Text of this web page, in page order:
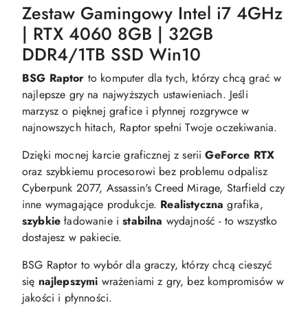
Zestaw Gamingowy Intel i7 4GHz
| RTX 4060 8GB | 32GB
DDR4/1TB SSD Win10
BSG Raptor to komputer dla tych, którzy chcą grać w
najlepsze gry na najwyższych ustawieniach. Jeśli
marzysz o pięknej grafice i płynnej rozgrywce w
najnowszych hitach, Raptor spełni Twoje oczekiwania.
Dzięki mocnej karcie graficznej z seriiGeForce RTX
oraz szybkiemu procesorowi bez problemu odpalisz
Cyberpunk 2077, Assassin's Creed Mirage, Starfield czy
inne wymagające produkcje. Realistyczna grafika,
szybkie ładowanie istabilna wydajność - to wszystko
dostajesz w pakiecie.
BSG Raptor to wybór dla graczy, którzy chcą cieszyć
się najlepszymi wrażeniami z gry, bez kompromisów w
jakości i płynności.